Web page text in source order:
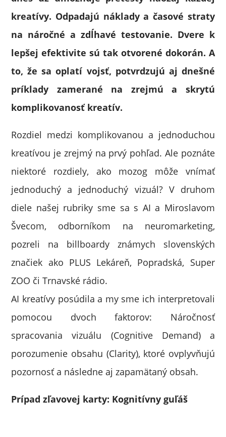
kreatívy. Odpadajú náklady a časové straty
na náročné a zdĺhavé testovanie. Dvere k
lepšej efektivite sú tak otvorené dokorán. A
to, že sa oplatí vojsť, potvrdzujú aj dnešné
príklady zamerané na zrejmú a skrytú
komplikovanosť kreatív.
Rozdiel medzi komplikovanou a jednoduchou
kreatívou je zrejmý na prvý pohľad. Ale poznáte
niektoré rozdiely, ako mozog môže vnímať
jednoduchý a jednoduchý vizuál? V druhom
diele našej rubriky sme sa s AI a Miroslavom
Švecom, odborníkom na neuromarketing,
pozreli na billboardy známych slovenských
značiek ako PLUS Lekáreň, Popradská, Super
ZOO či Trnavské rádio.
AI kreatívy posúdila a my sme ich interpretovali
pomocou dvoch faktorov: Náročnosť
spracovania vizuálu (Cognitive Demand) a
porozumenie obsahu (Clarity), ktoré ovplyvňujú
pozornosť a následne aj zapamätaný obsah.
Prípad zľavovej karty: Kognitívny guľáš